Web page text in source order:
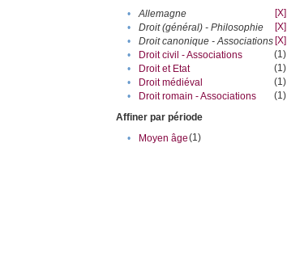
•
Allemagne
[X]
•
Droit (général) - Philosophie
[X]
•
Droit canonique - Associations [X]
•
Droit civil - Associations
(1)
•
Droit et Etat
(1)
•
Droit médiéval
(1)
•
Droit romain - Associations
(1)
Affiner par période
•
Moyen âge(1)